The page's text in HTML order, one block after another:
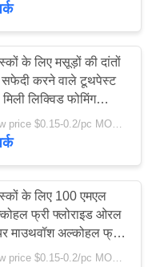
वाले
58
के लिए मसूड़ों की दांतों
सफेदी करने वाले टूथपेस्ट
लिक्विड फोमिंग
की गहराई से सफाई
Exw price $0.15-0.2/pc MOQ:500 पीसी -30000 पीसी
के लिए 100 एमएल
फ्री फ्लोराइड ओरल
माउथवॉश अल्कोहल फ्री
Exw price $0.15-0.2/pc MOQ:3000 पीसी